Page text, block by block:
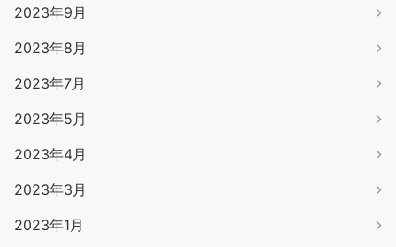
2023年9月
2023年8月
2023年7月
2023年5月
2023年4月
2023年3月
2023年1月